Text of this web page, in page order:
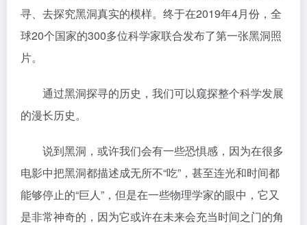
寻、去探究黑洞真实的模样。终于在2019年4月份，全
球20个国家的300多位科学家联合发布了第一张黑洞照
片。
通过黑洞探寻的历史，我们可以窥探整个科学发展
的漫长历史。
说到黑洞，或许我们会有一些恐惧感，因为在很多
电影中把黑洞都描述成无所不“吃”，甚至连光和时间都
能够停止的“巨人”，但是在一些物理学家的眼中，它又
是非常神奇的，因为它或许在未来会充当时间之门的角